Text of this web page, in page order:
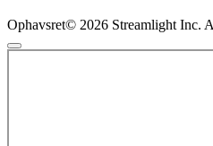
Ophavsret© 2026 Streamlight Inc.